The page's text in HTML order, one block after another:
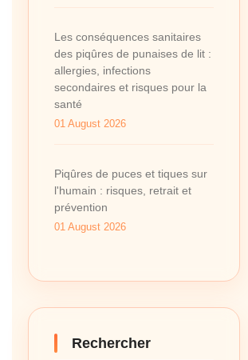
Les conséquences sanitaires
des piqûres de punaises de lit :
allergies, infections
secondaires et risques pour la
santé
01 August 2026
Piqûres de puces et tiques sur
l'humain : risques, retrait et
prévention
01 August 2026
Rechercher